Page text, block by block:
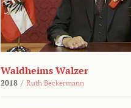
Waldheims Walzer
2018 / Ruth Beckermann